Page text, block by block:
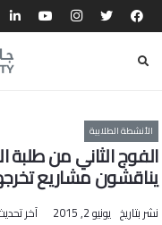
الأنشطة الطلابية
الفوج الثاني من طلبة
يناقشون مشاريع
نشر بتاريخ يونيو 2, 2015 آخر